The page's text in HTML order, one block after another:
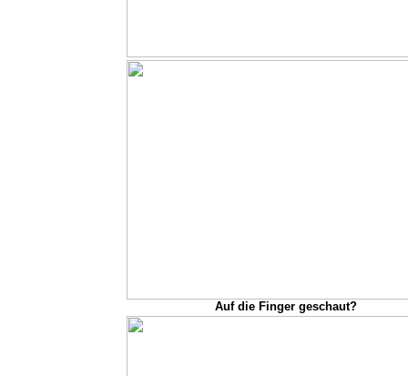
Auf die Finger geschaut?